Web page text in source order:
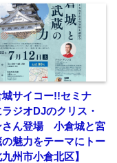
城サイコー!!セミナ
ジオDJのクリス・
さん登場 小倉城と宮
魅力をテーマにトー
州市小倉北区】